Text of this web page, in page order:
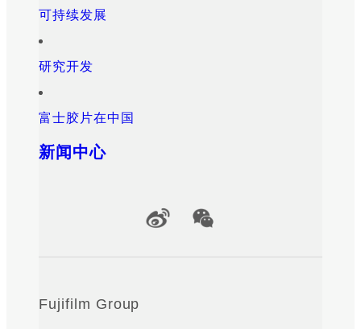
可持续发展
研究开发
富士胶片在中国
新闻中心
Official Social Media Accounts
Fujifilm Group